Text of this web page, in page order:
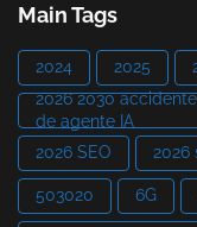
Main Tags
2024 2025
2026 2030
de agente IA
2026 SEO
2026
503020 6G